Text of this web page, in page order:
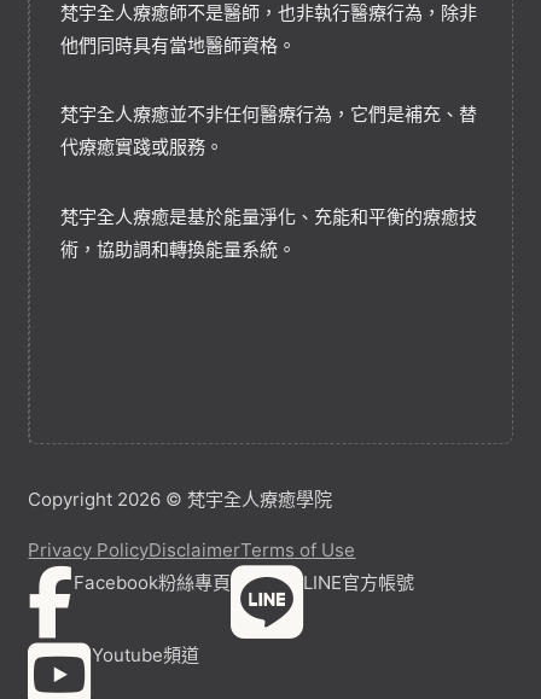
梵宇全人療癒師不是醫師，也非執行醫療行為，除非
他們同時具有當地醫師資格。
梵宇全人療癒並不非任何醫療行為，它們是補充、替
代療癒實踐或服務。
梵宇全人療癒是基於能量淨化、充能和平衡的療癒技
術，協助調和轉換能量系統。
Copyright 2026 © 梵宇全人療癒學院
Privacy PolicyDisclaimerTerms of Use
Facebook粉絲專頁
LINE官方帳號
Youtube頻道